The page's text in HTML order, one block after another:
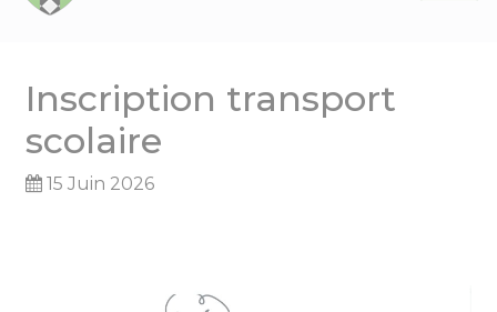
Inscription transport
scolaire
15 Juin 2026